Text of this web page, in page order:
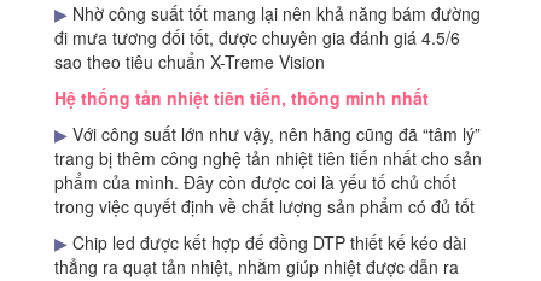
▶ Nhờ công suất tốt mang lại nên khả năng bám đường
đi mưa tương đối tốt, được chuyên gia đánh giá 4.5/6
sao theo tiêu chuẩn X-Treme Vision
Hệ thống tản nhiệt tiên tiến, thông minh nhất
▶ Với công suất lớn như vậy, nên hãng cũng đã “tâm lý”
trang bị thêm công nghệ tản nhiệt tiên tiến nhất cho sản
phẩm của mình. Đây còn được coi là yếu tố chủ chốt
trong việc quyết định về chất lượng sản phẩm có đủ tốt
▶ Chip led được kết hợp đế đồng DTP thiết kế kéo dài
thẳng ra quạt tản nhiệt, nhằm giúp nhiệt được dẫn ra